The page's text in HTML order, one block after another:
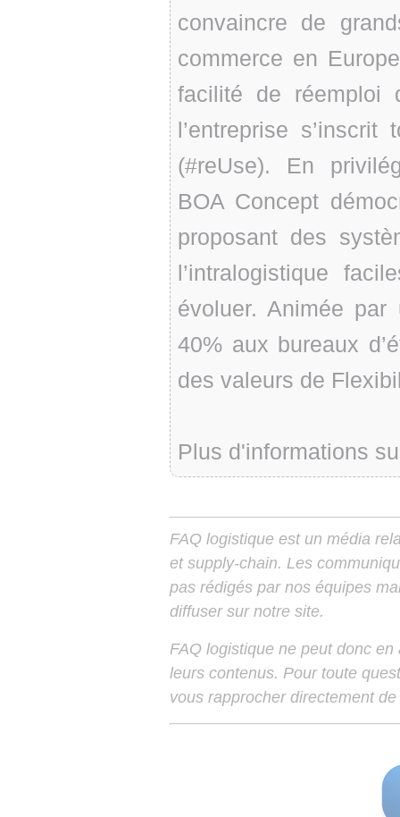
convaincre de
commerce en
facilité de réemploi
l’entreprise
(#reUse). En
BOA Concept
proposant des
l’intralogistique
évoluer. Animée
40% aux bureaux
des valeurs de
Plus d'informations
FAQ logistique est un média
et supply-chain. Les
pas rédigés par nos équipes
diffuser sur notre site.
FAQ logistique ne peut donc
leurs contenus. Pour toute
vous rapprocher directement